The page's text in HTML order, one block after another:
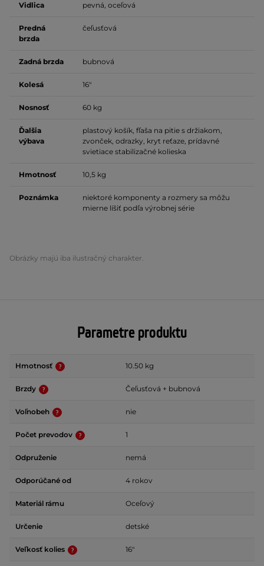
Vidlica pevná, oceľová
Predná
brzda
čeľusťová
Zadná brzda bubnová
Kolesá 16"
Nosnosť 60 kg
Ďalšia
výbava
plastový košík, fľaša na pitie s držiakom,
zvonček, odrazky, kryt reťaze, prídavné
svietiace stabilizačné kolieska
Hmotnosť 10,5 kg
Poznámka
niektoré komponenty a rozmery sa môžu
mierne líšiť podľa výrobnej série
Obrázky majú iba ilustračný charakter.
Parametre produktu
Hmotnosť 10.50 kg
Brzdy Čeľusťová + bubnová
Voľnobeh nie
Počet prevodov 1
Odpruženie nemá
Odporúčané od 4 rokov
Materiál rámu Oceľový
Určenie detské
Veľkosť kolies 16"